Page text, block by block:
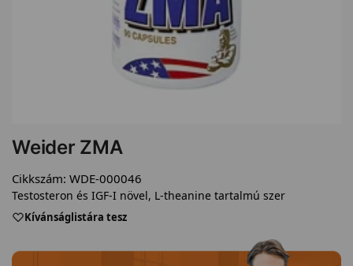
Weider ZMA
Cikkszám: WDE-000046
Testosteron és IGF-I növel, L-theanine tartalmú szer
Kívánságlistára tesz